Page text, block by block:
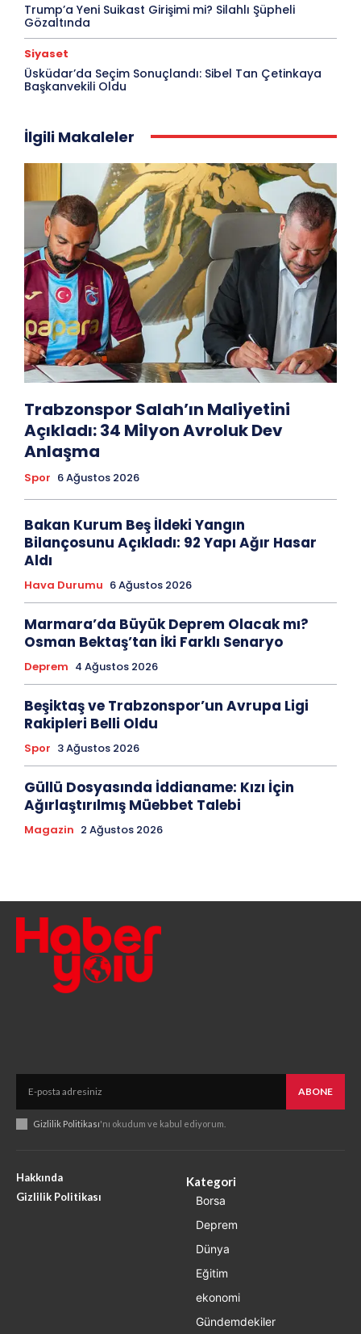
Trump’a Yeni Suikast Girişimi mi? Silahlı Şüpheli
Gözaltında
Siyaset
Üsküdar’da Seçim Sonuçlandı: Sibel Tan Çetinkaya
Başkanvekili Oldu
İlgili Makaleler
Trabzonspor Salah’ın Maliyetini
Açıkladı: 34 Milyon Avroluk Dev
Anlaşma
Spor 6 Ağustos 2026
Bakan Kurum Beş İldeki Yangın
Bilançosunu Açıkladı: 92 Yapı Ağır Hasar
Aldı
Hava Durumu 6 Ağustos 2026
Marmara’da Büyük Deprem Olacak mı?
Osman Bektaş’tan İki Farklı Senaryo
Deprem 4 Ağustos 2026
Beşiktaş ve Trabzonspor’un Avrupa Ligi
Rakipleri Belli Oldu
Spor 3 Ağustos 2026
Güllü Dosyasında İddianame: Kızı İçin
Ağırlaştırılmış Müebbet Talebi
Magazin 2 Ağustos 2026
ABONE
Gizlilik Politikası'nı okudum ve kabul ediyorum.
Hakkında
Gizlilik Politikası
Kategori
Borsa
Deprem
Dünya
Eğitim
ekonomi
Gündemdekiler